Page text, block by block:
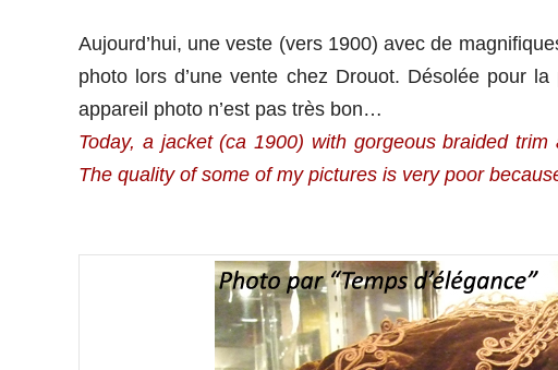
Aujourd’hui, une veste (vers 1900) avec de
photo lors d’une vente chez Drouot. Désolée pour
appareil photo n’est pas très bon…
Today, a jacket (ca 1900) with gorgeous braided
The quality of some of my pictures is very poor